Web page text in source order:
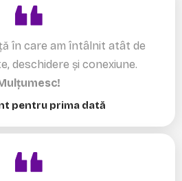
în care am întâlnit atât de
deschidere și conexiune.
pentru prima dată